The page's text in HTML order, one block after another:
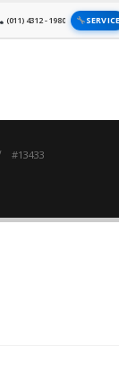
(011) 4312 - 1980 SERVICE
#13433